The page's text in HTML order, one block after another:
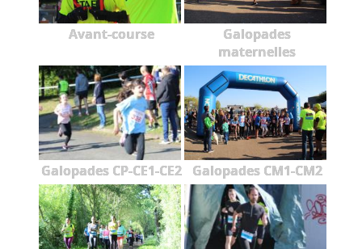
Avant-course
Galopades
maternelles
Galopades CP-CE1-CE2 Galopades CM1-CM2